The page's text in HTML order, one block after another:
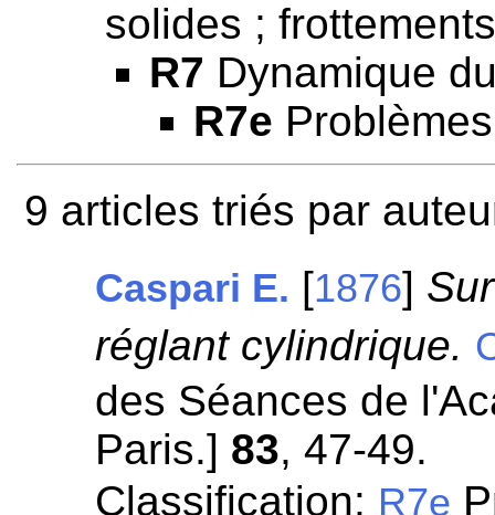
solides ;
R7 Dynamique
R7e
9 articles triés par
Caspari E. [1876]
réglant cylindrique.
des Séances de
Paris.] 83, 47-49.
Classification: R7e